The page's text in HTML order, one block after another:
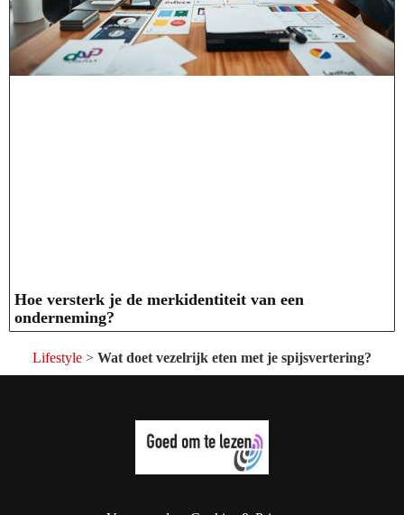
Hoe versterk je de merkidentiteit van een
onderneming?
Lifestyle > Wat doet vezelrijk eten met je spijsvertering?